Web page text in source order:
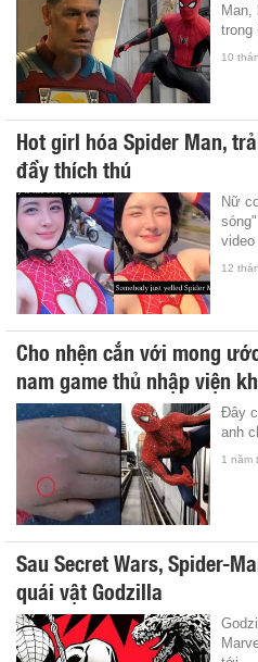
trong
10
Hot girl hóa Spider Man,
đầy thích thú
Nữ
video
12
Cho nhện cắn với mong
nam game thủ nhập viện
Đây
anh
1 năm
Sau Secret Wars, Spider-
quái vật Godzilla